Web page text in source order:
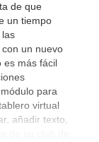
de que
un tiempo
las
un nuevo
es más fácil
para
virtual
añadir texto,